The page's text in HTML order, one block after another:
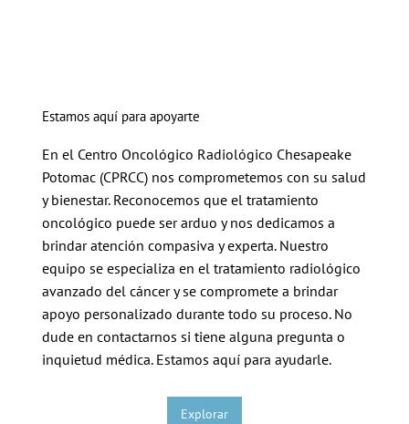
Estamos aquí para apoyarte
En el Centro Oncológico Radiológico Chesapeake
Potomac (CPRCC) nos comprometemos con su salud
y bienestar. Reconocemos que el tratamiento
oncológico puede ser arduo y nos dedicamos a
brindar atención compasiva y experta. Nuestro
equipo se especializa en el tratamiento radiológico
avanzado del cáncer y se compromete a brindar
apoyo personalizado durante todo su proceso. No
dude en contactarnos si tiene alguna pregunta o
inquietud médica. Estamos aquí para ayudarle.
Explorar